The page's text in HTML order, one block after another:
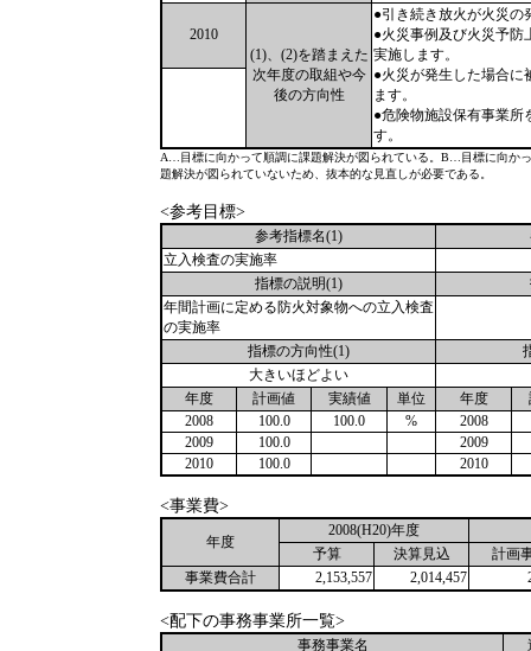
2010
(1)、(2)を踏まえた
次年度の取組や今
後の方向性
●引き続き放火が火災の
●火災事例及び火災予防
実施します。
●火災が発生した場合に
ます。
●危険物施設保有事業所
す。
A…目標に向かって順調に課題解決が図られている。B…目標に向か
題解決が図られていないため、抜本的な見直しが必要である。
<参考目標>
参考指標名(1)
立入検査の実施率
指標の説明(1)
年間計画に定める防火対象物への立入検査
の実施率
指標の方向性(1)
大きいほどよい
年度
計画値 実績値 単位 年度
2008
100.0 100.0 %
2008
2009
100.0
2009
2010
100.0 2010
<事業費>
年度
2008(H20)年度
予算
決算見込
計画
事業費合計
2,153,557 2,014,457
<配下の事務事業所一覧>
事務事業名